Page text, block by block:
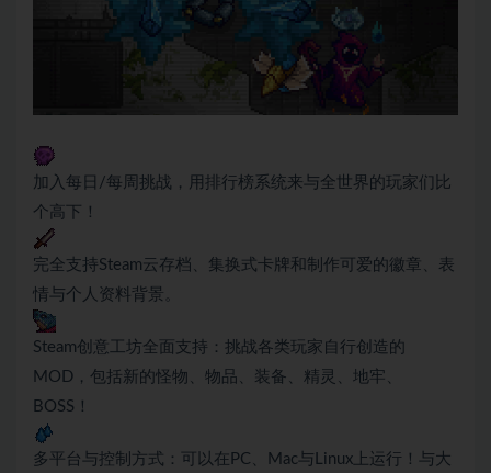
加入每日/每周挑战，用排行榜系统来与全世界的玩家们比
个高下！
完全支持Steam云存档、集换式卡牌和制作可爱的徽章、表
情与个人资料背景。
Steam创意工坊全面支持：挑战各类玩家自行创造的
MOD，包括新的怪物、物品、装备、精灵、地牢、
BOSS！
多平台与控制方式：可以在PC、Mac与Linux上运行！与大